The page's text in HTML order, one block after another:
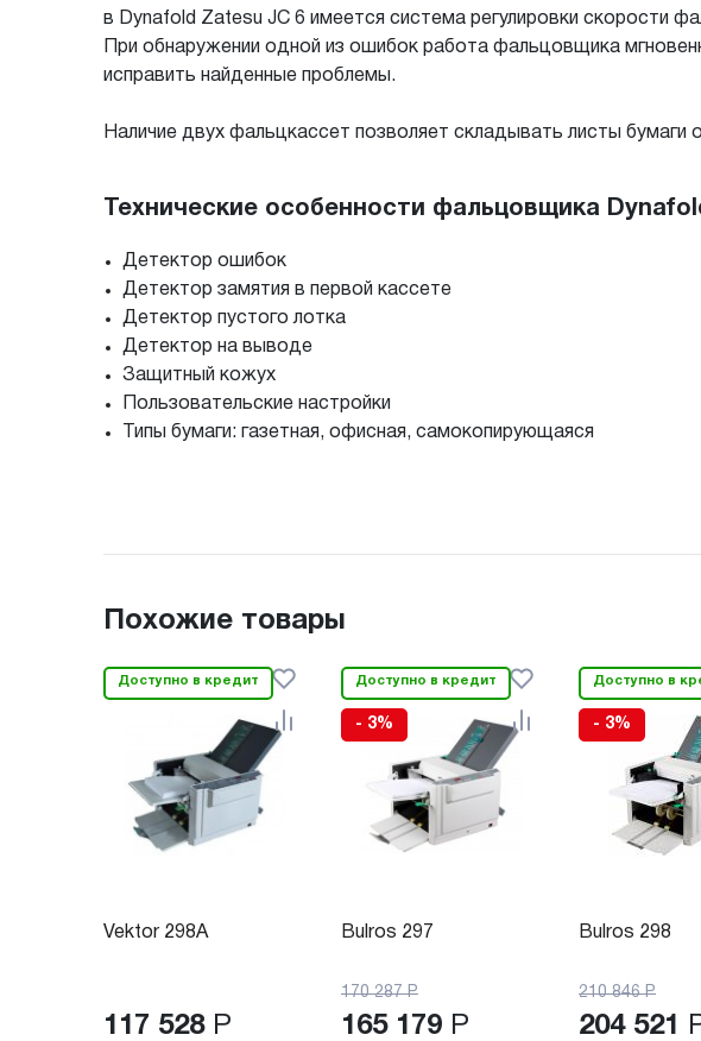
в Dynafold Zatesu JC 6 имеется система регулировки скорости
При обнаружении одной из ошибок работа фальцовщика
исправить найденные проблемы.
Наличие двух фальцкассет позволяет складывать листы
Технические особенности фальцовщика
Детектор ошибок
Детектор замятия в первой кассете
Детектор пустого лотка
Детектор на выводе
Защитный кожух
Пользовательские настройки
Типы бумаги: газетная, офисная, самокопирующаяся
Похожие товары
Доступно в кредит
Vektor 298A
117 528 Р
Доступно в кредит
- 3%
Bulros 297
170 287 Р
165 179 Р
Доступно в
- 3%
Bulros 298
210 846 Р
204 521